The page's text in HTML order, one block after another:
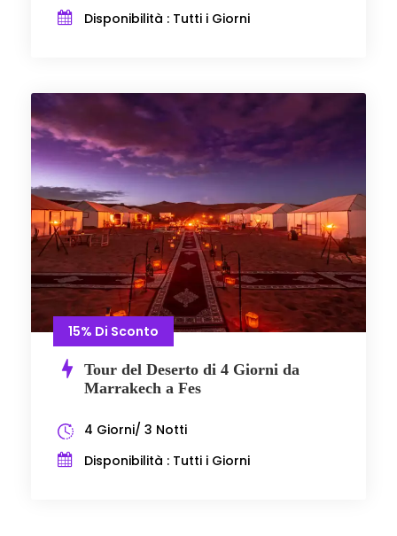
Disponibilità : Tutti i Giorni
15% Di Sconto
Tour del Deserto di 4 Giorni da
Marrakech a Fes
4 Giorni/ 3 Notti
Disponibilità : Tutti i Giorni